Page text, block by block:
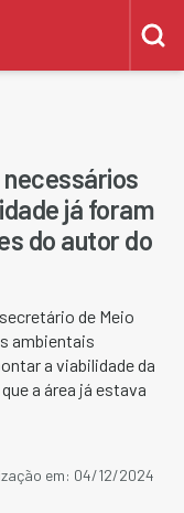
já foram
do autor do
de Meio
ambientais
a viabilidade da
a área já estava
em: 04/12/2024